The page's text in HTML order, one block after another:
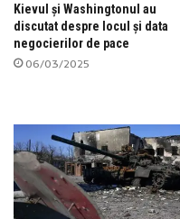
Kievul și Washingtonul au
discutat despre locul și data
negocierilor de pace
06/03/2025